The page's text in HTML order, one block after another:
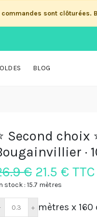
sont clôturées.
BLOG
Second choix
·
€ 21.5 €
stock : 15.7 mètres
mètres x 160